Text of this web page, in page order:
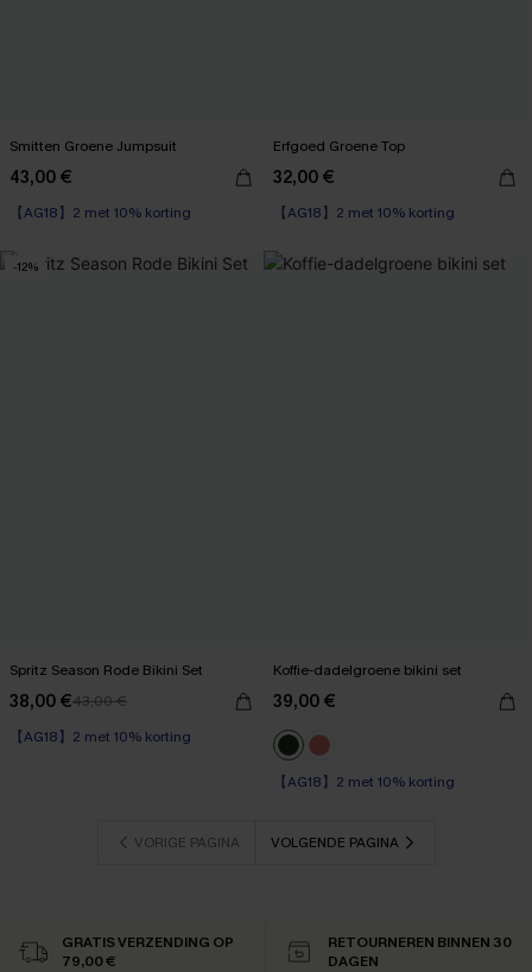
Smitten Groene Jumpsuit
43,00 €
【AG18】2 met 10% korting
Erfgoed Groene Top
32,00 €
【AG18】2 met 10% korting
-12%
Spritz Season Rode Bikini Set
38,00 €43,00 €
【AG18】2 met 10% korting
Koffie-dadelgroene bikini set
39,00 €
【AG18】2 met 10% korting
Op voorraad
VORIGE PAGINA
VOLGENDE PAGINA
GRATIS VERZENDING OP
79,00 €
RETOURNEREN BINNEN 30
DAGEN